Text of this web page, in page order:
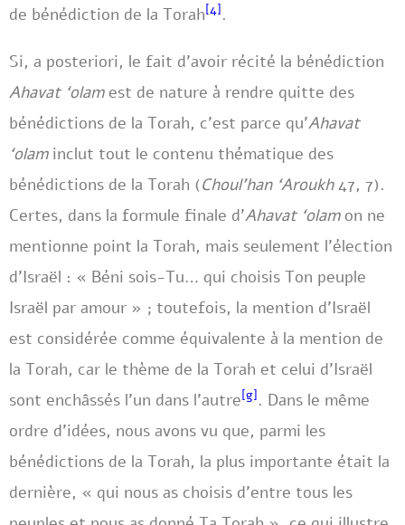
de bénédiction de la Torah[4] .
Si, a posteriori, le fait d’avoir récité la bénédiction
Ahavat ‘olamest de nature à rendre quitte des
bénédictions de la Torah, c’est parce qu’Ahavat
‘olam inclut tout le contenu thématique des
bénédictions de la Torah (Choul’han ‘Aroukh47, 7).
Certes, dans la formule finale d’Ahavat ‘olam on ne
mentionne point la Torah, mais seulement l’élection
d’Israël : « Béni sois-Tu… qui choisis Ton peuple
Israël par amour » ; toutefois, la mention d’Israël
est considérée comme équivalente à la mention de
la Torah, car le thème de la Torah et celui d’Israël
sont enchâssés l’un dans l’autre[g] . Dans le même
ordre d’idées, nous avons vu que, parmi les
bénédictions de la Torah, la plus importante était la
dernière, « qui nous as choisis d’entre tous les